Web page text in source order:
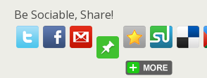
Be Sociable, Share!